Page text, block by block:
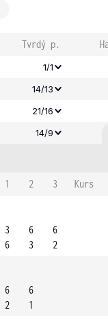
Tvrdý p.
1/1
14/13
21/16
14/9
1 2 3
Kurs
3
6
6
3
6
2
6
2
6
1